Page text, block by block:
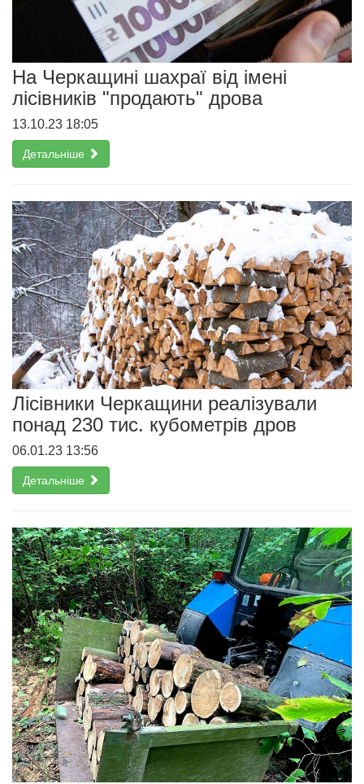
На Черкащині шахраї від імені
лісівників "продають" дрова
13.10.23 18:05
Детальніше
Лісівники Черкащини реалізували
понад 230 тис. кубометрів дров
06.01.23 13:56
Детальніше